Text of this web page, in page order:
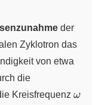
der
Zyklotron das
von etwa
die
Kreisfrequenz \omega
ω